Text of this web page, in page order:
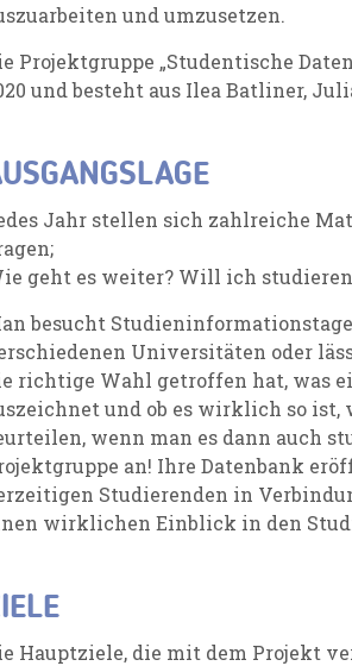
und umzusetzen.
Projektgruppe „Studentische
und besteht aus Ilea Batliner,
Jahr stellen sich zahlreiche
geht es weiter? Will ich
besucht
Universitäten oder
richtige Wahl getroffen hat, was
und ob es wirklich so ist,
wenn man es dann auch
an! Ihre Datenbank
Studierenden in
wirklichen Einblick in den
Hauptziele, die mit dem Projekt